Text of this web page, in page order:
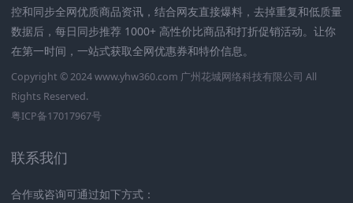
控和同步全网优质商品资讯，结合网友直接爆料，去掉重复和低质量
数据后，每日同步推荐 1000+ 高性价比商品和打折促销活动。让你
在第一时间，一站式获取全网优惠券和特价信息。
Copyright © 2024www.yhw360.com 广州花城网络科技有限公司 All
Rights Reserved.
粤ICP备17017967号
联系我们
合作或咨询可通过如下方式：